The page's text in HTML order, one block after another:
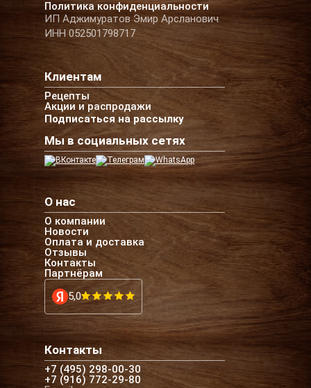
Политика конфиденциальности
ИП Аджимуратов Эмир Арсланович
ИНН 052501798717
Клиентам
Рецепты
Акции и распродажи
Подписаться на рассылку
Мы в социальных сетях
О нас
О компании
Новости
Оплата и доставка
Отзывы
Контакты
Партнёрам
5,0
Контакты
+7 (495) 298-00-30
+7 (916) 772-29-80